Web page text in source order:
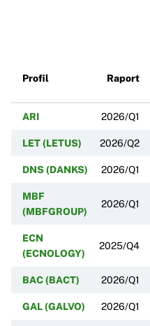
Profil Raport
ARI 2026/Q1
LET (LETUS) 2026/Q2
DNS (DANKS) 2026/Q1
MBF
(MBFGROUP)
2026/Q1
ECN
(ECNOLOGY)
2025/Q4
BAC (BACT) 2026/Q1
GAL (GALVO) 2026/Q1